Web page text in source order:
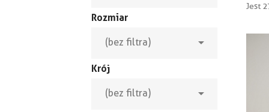
Rozmiar
(bez filtra) 
Krój
(bez filtra) 
Jest